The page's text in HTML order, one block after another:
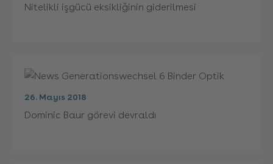
Nitelikli işgücü eksikliğinin giderilmesi
26. Mayıs 2018
Dominic Baur görevi devraldı